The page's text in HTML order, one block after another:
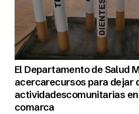
El Departamento de Salud
acercarecursos para dejar
actividadescomunitarias
comarca